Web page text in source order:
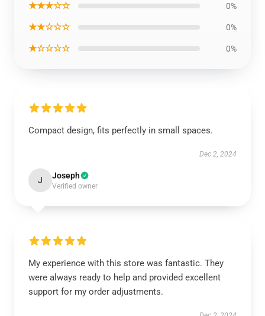
★★★☆☆ 0%
★★☆☆☆ 0%
★☆☆☆☆ 0%
Compact design, fits perfectly in small spaces.
Dec 2, 2024
J Joseph
Verified owner
My experience with this store was fantastic. They
were always ready to help and provided excellent
support for my order adjustments.